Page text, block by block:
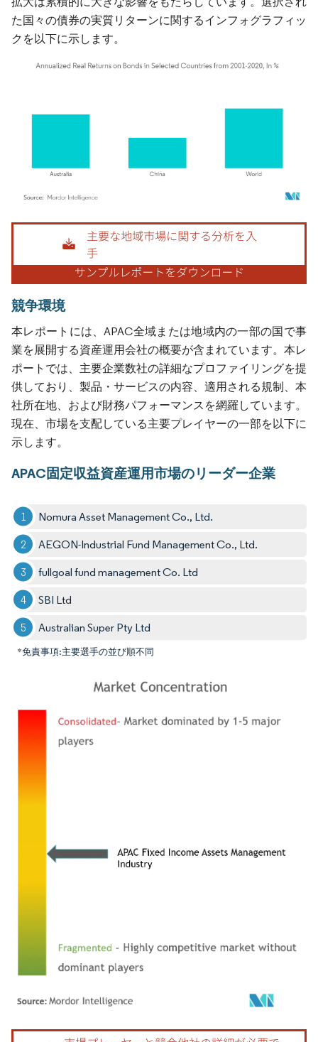
た国々の債券の実質リターンに関するインフォグラフィッ
クを以下に示します。
画像 © Mordor Intelligence。再利用にはCC BY 4.0の表示が必要です。
競争環境
本レポートには、APAC全域または地域内の一部の国で事
業を展開する資産運用会社の概要が含まれています。本レ
ポートでは、主要企業数社の詳細なプロファイリングを提
供しており、製品・サービスの内容、適用される規制、本
社所在地、および財務パフォーマンスを網羅しています。
現在、市場を支配している主要プレイヤーの一部を以下に
示します。
APAC固定収益資産運用市場のリーダー企業
Nomura Asset Management Co., Ltd.
AEGON-Industrial Fund Management Co., Ltd.
fullgoal fund management Co. Ltd
SBI Ltd
Australian Super Pty Ltd
*免責事項:主要選手の並び順不同
画像 © Mordor Intelligence。再利用にはCC BY 4.0の表示が必要です。